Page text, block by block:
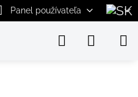
Panel používateľa